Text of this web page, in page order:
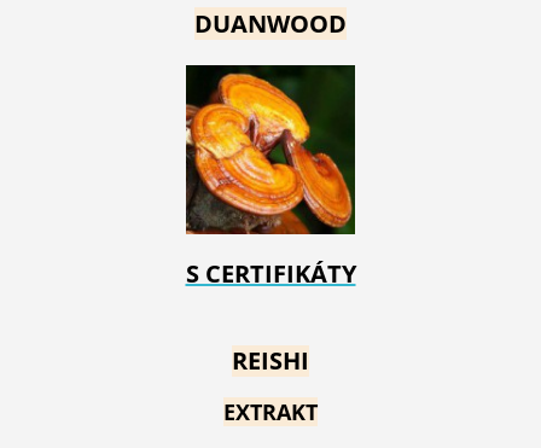
DUANWOOD
S CERTIFIKÁTY
REISHI
EXTRAKT